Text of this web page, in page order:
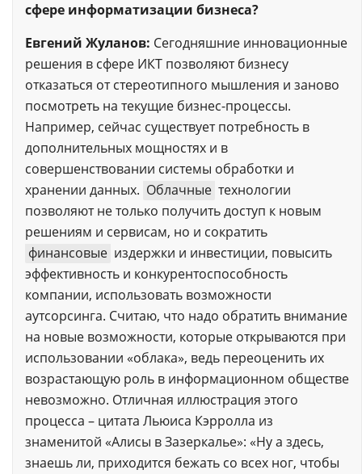
сфере информатизации бизнеса?
Евгений Жуланов: Сегодняшние инновационные
решения в сфере ИКТ позволяют бизнесу
отказаться от стереотипного мышления и заново
посмотреть на текущие бизнес-процессы.
Например, сейчас существует потребность в
дополнительных мощностях и в
совершенствовании системы обработки и
хранении данных. Облачные технологии
позволяют не только получить доступ к новым
решениям и сервисам, но и сократить
финансовые издержки и инвестиции, повысить
эффективность и конкурентоспособность
компании, использовать возможности
аутсорсинга. Считаю, что надо обратить внимание
на новые возможности, которые открываются при
использовании «облака», ведь переоценить их
возрастающую роль в информационном обществе
невозможно. Отличная иллюстрация этого
процесса – цитата Льюиса Кэрролла из
знаменитой «Алисы в Зазеркалье»: «Ну а здесь,
знаешь ли, приходится бежать со всех ног, чтобы